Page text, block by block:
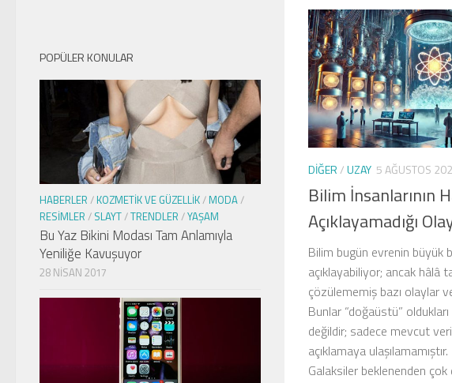
DIĞER/UZAY 5 AĞUSTOS
Bilim İnsanlarının
Açıklayamadığı
Bilim bugün evrenin büyük
açıklayabiliyor; ancak hâlâ
çözülememiş bazı olaylar
Bunlar “doğaüstü”
değildir; sadece mevcut
açıklamaya
Galaksiler beklenenden çok
POPÜLER KONULAR
HABERLER / KOZMETIK VE GÜZELLIK/ MODA/
RESIMLER / SLAYT/TRENDLER /YAŞAM
Bu Yaz Bikini Modası Tam Anlamıyla
Yeniliğe Kavuşuyor
28 NISAN 2017